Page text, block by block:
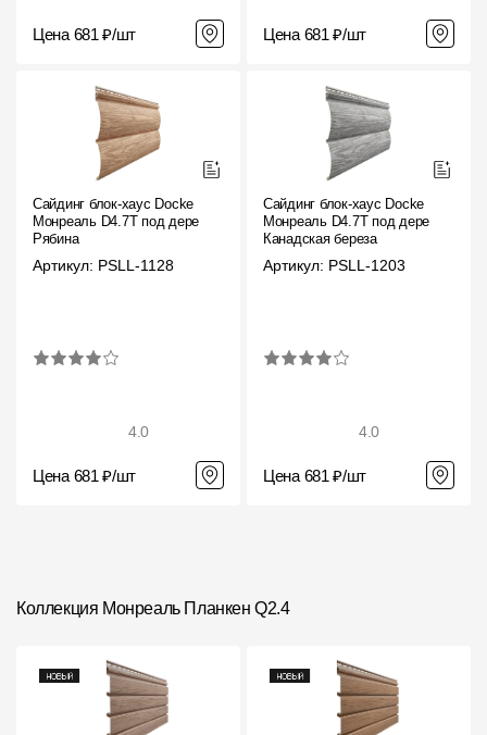
Цена 681 ₽/шт Цена 681 ₽/шт
Сайдинг блок-хаус Docke
Монреаль D4.7T под дерево
Рябина
Артикул: PSLL-1128
4.0
Цена 681 ₽/шт
Сайдинг блок-хаус Docke
Монреаль D4.7T под дерево
Канадская береза
Артикул: PSLL-1203
4.0
Цена 681 ₽/шт
Коллекция Монреаль Планкен Q2.4